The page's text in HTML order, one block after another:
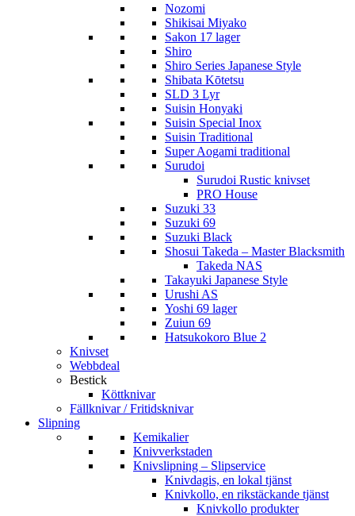
Nozomi
Shikisai Miyako
Sakon 17 lager
Shiro
Shiro Series Japanese Style
Shibata Kōtetsu
SLD 3 Lyr
Suisin Honyaki
Suisin Special Inox
Suisin Traditional
Super Aogami traditional
Surudoi
Surudoi Rustic knivset
PRO House
Suzuki 33
Suzuki 69
Suzuki Black
Shosui Takeda – Master Blacksmith
Takeda NAS
Takayuki Japanese Style
Urushi AS
Yoshi 69 lager
Zuiun 69
Hatsukokoro Blue 2
Knivset
Webbdeal
Bestick
Köttknivar
Fällknivar / Fritidsknivar
Slipning
Kemikalier
Knivverkstaden
Knivslipning – Slipservice
Knivdagis, en lokal tjänst
Knivkollo, en rikstäckande tjänst
Knivkollo produkter